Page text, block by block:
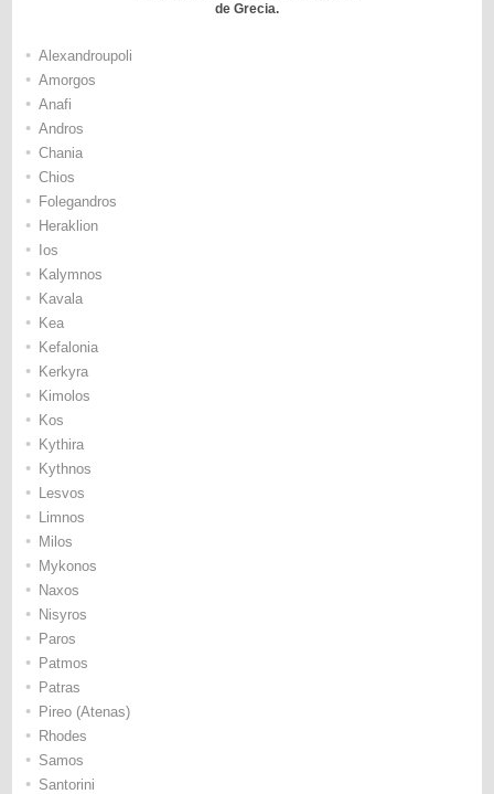
de Grecia.
• Alexandroupoli
• Amorgos
• Anafi
• Andros
• Chania
• Chios
• Folegandros
• Heraklion
• Ios
• Kalymnos
• Kavala
• Kea
• Kefalonia
• Kerkyra
• Kimolos
• Kos
• Kythira
• Kythnos
• Lesvos
• Limnos
• Milos
• Mykonos
• Naxos
• Nisyros
• Paros
• Patmos
• Patras
• Pireo (Atenas)
• Rhodes
• Samos
• Santorini